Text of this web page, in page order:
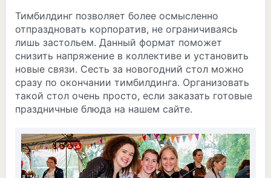
Тимбилдинг позволяет более осмысленно
отпраздновать корпоратив, не ограничиваясь
лишь застольем. Данный формат поможет
снизить напряжение в коллективе и установить
новые связи. Сесть за новогодний стол можно
сразу по окончании тимбилдинга. Организовать
такой стол очень просто, если заказать готовые
праздничные блюда на нашем сайте.